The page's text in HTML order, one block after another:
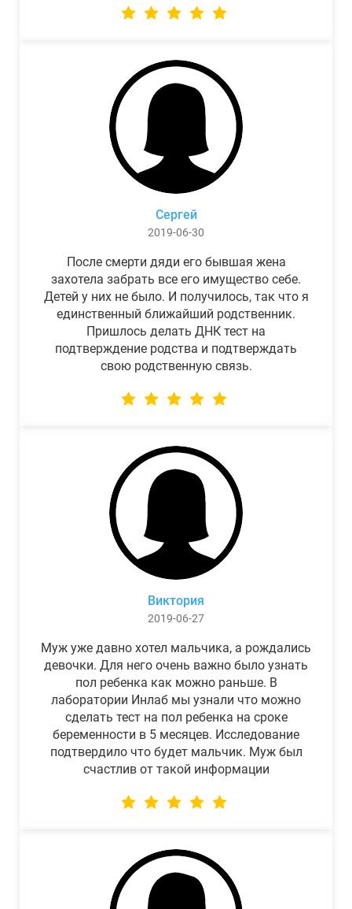
Сергей
2019-06-30
После смерти дяди его бывшая жена
захотела забрать все его имущество себе.
Детей у них не было. И получилось, так что я
единственный ближайший родственник.
Пришлось делать ДНК тест на
подтверждение родства и подтверждать
свою родственную связь.
Виктория
2019-06-27
Муж уже давно хотел мальчика, а рождались
девочки. Для него очень важно было узнать
пол ребенка как можно раньше. В
лаборатории Инлаб мы узнали что можно
сделать тест на пол ребенка на сроке
беременности в 5 месяцев. Исследование
подтвердило что будет мальчик. Муж был
счастлив от такой информации